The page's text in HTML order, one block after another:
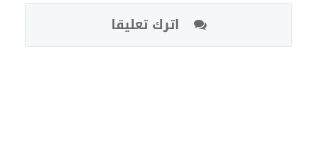
اترك تعليقا